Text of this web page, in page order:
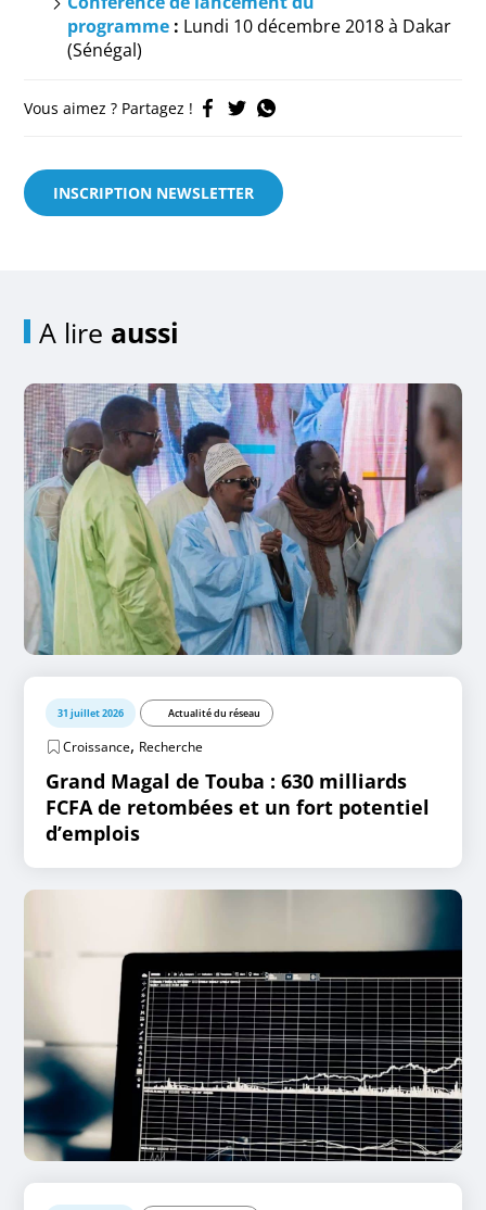
programme : Lundi 10 décembre 2018 à Dakar
(Sénégal)
Vous aimez ? Partagez !
INSCRIPTION NEWSLETTER
A lire aussi
31 juillet 2026 Actualité du réseau
Croissance, Recherche
Grand Magal de Touba : 630 milliards
FCFA de retombées et un fort potentiel
d’emplois